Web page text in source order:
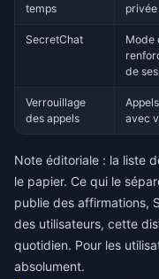
temps
SecretChat
Mode
de
Verrouillage
des appels
avec
Note éditoriale : la liste
le papier. Ce qui le
publie des affirmations,
des utilisateurs, cette
quotidien. Pour les
absolument.